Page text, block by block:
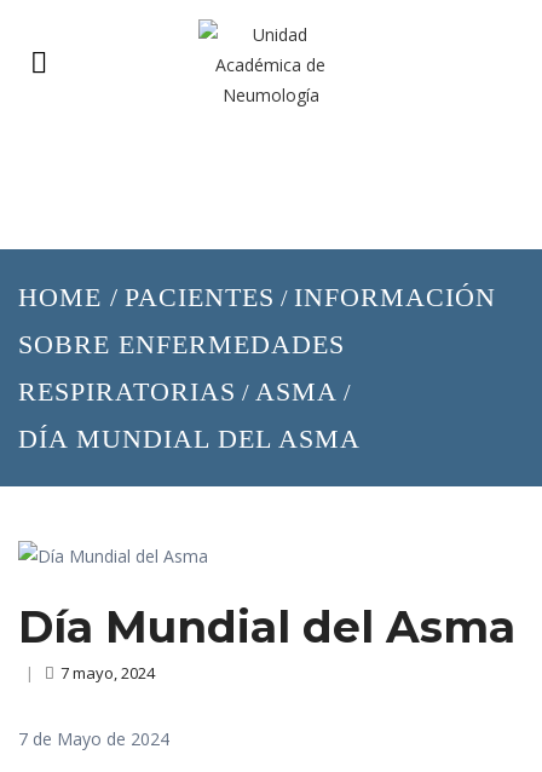
HOME / PACIENTES / INFORMACIÓN
SOBRE ENFERMEDADES
RESPIRATORIAS / ASMA /
DÍA MUNDIAL DEL ASMA
Día Mundial del Asma
| 7 mayo, 2024
7 de Mayo de 2024